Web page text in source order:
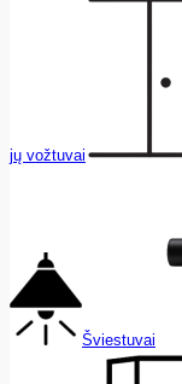
jų vožtuvai
Šviestuvai